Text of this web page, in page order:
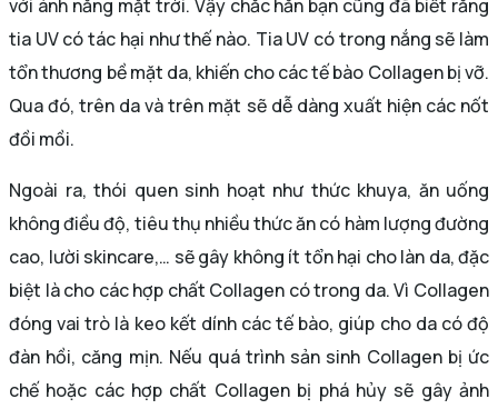
với ánh nắng mặt trời. Vậy chắc hẳn bạn cũng đã biết rằng
tia UV có tác hại như thế nào. Tia UV có trong nắng sẽ làm
tổn thương bề mặt da, khiến cho các tế bào Collagen bị vỡ.
Qua đó, trên da và trên mặt sẽ dễ dàng xuất hiện các nốt
đồi mồi.
Ngoài ra, thói quen sinh hoạt như thức khuya, ăn uống
không điều độ, tiêu thụ nhiều thức ăn có hàm lượng đường
cao, lười skincare,… sẽ gây không ít tổn hại cho làn da, đặc
biệt là cho các hợp chất Collagen có trong da. Vì Collagen
đóng vai trò là keo kết dính các tế bào, giúp cho da có độ
đàn hồi, căng mịn. Nếu quá trình sản sinh Collagen bị ức
chế hoặc các hợp chất Collagen bị phá hủy sẽ gây ảnh